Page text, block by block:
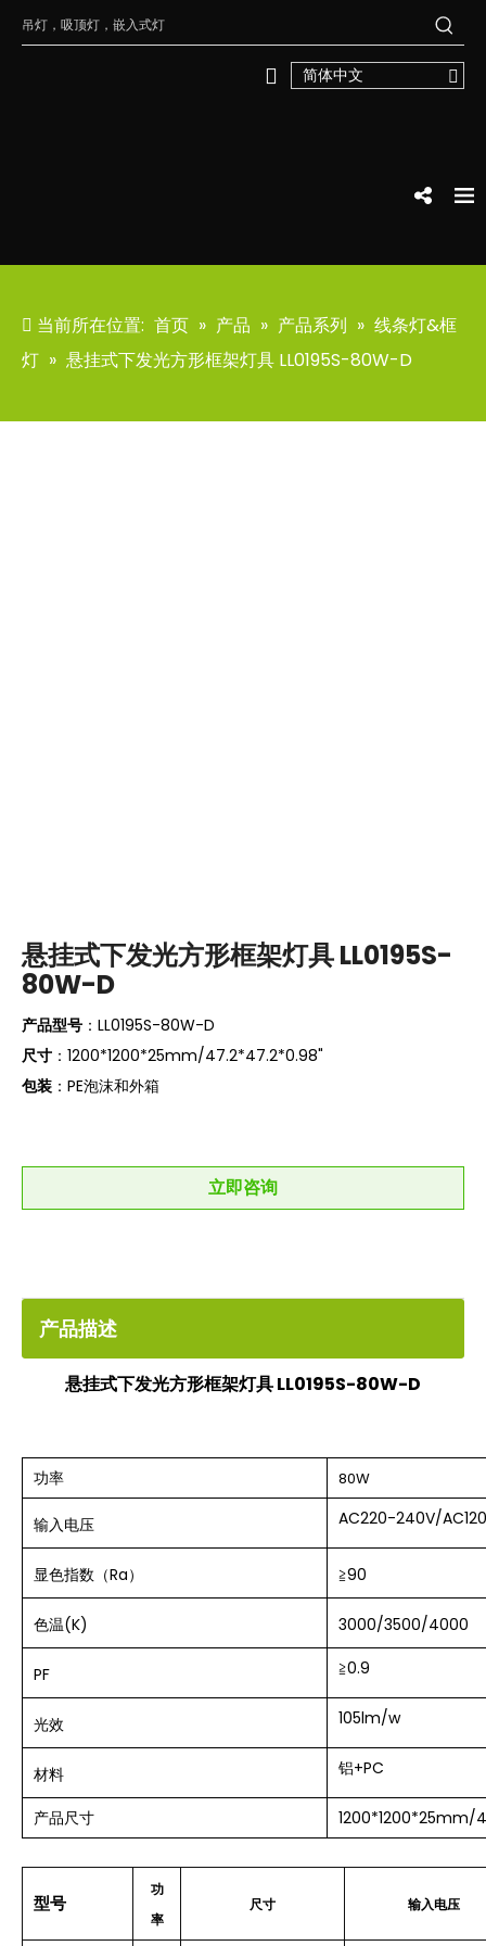
简体中文
当前所在位置: 首页 » 产品 » 产品系列 » 线条灯&框
灯 » 悬挂式下发光方形框架灯具 LL0195S-80W-D
悬挂式下发光方形框架灯具 LL0195S-
80W-D
产品型号 ：LL0195S-80W-D
尺寸 ：1200*1200*25mm/47.2*47.2*0.98"
包装 ：PE泡沫和外箱
立即咨询
产品描述
悬挂式下发光方形框架灯具 LL0195S-80W-D
功率 80W
输入电压 AC220-240V/
显色指数（Ra） ≧90
色温(K) 3000/3500/4000
PF ≧0.9
光效 105lm/w
材料 铝+PC
产品尺寸 1200*1200*25mm/
型号
功
率
尺寸 输入电压